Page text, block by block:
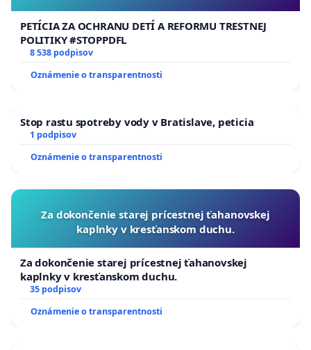
PETÍCIA ZA OCHRANU DETÍ A REFORMU TRESTNEJ
POLITIKY #STOPPDFL
8 538 podpisov
Oznámenie o transparentnosti
Stop rastu spotreby vody v Bratislave, peticia
1 podpisov
Oznámenie o transparentnosti
Za dokončenie starej prícestnej ťahanovskej
kaplnky v kresťanskom duchu.
Za dokončenie starej prícestnej ťahanovskej
kaplnky v kresťanskom duchu.
35 podpisov
Oznámenie o transparentnosti